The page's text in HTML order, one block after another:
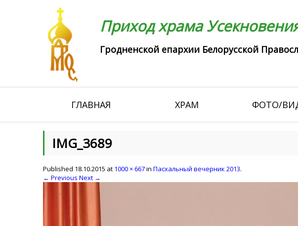
Приход храма
Гродненской епархии Белорусской
ГЛАВНАЯ ХРАМ ФОТО/
IMG_3689
Published 18.10.2015 at 1000 × 667in Пасхальный вечерник 2013.
← Previous Next →